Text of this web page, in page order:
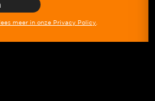
lees meer in onze Privacy Policy